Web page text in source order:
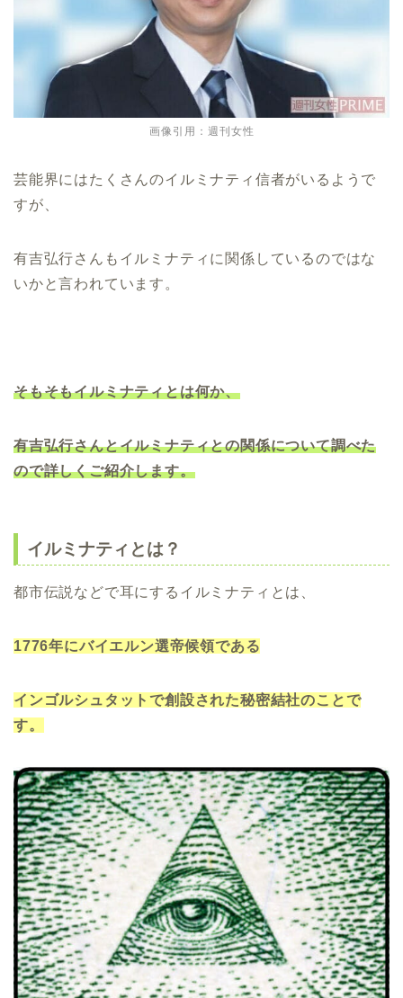
画像引用：週刊女性
芸能界にはたくさんのイルミナティ信者がいるようで
すが、
有吉弘行さんもイルミナティに関係しているのではな
いかと言われています。
そもそもイルミナティとは何か、
有吉弘行さんとイルミナティとの関係について調べた
ので詳しくご紹介します。
イルミナティとは？
都市伝説などで耳にするイルミナティとは、
1776年にバイエルン選帝候領である
インゴルシュタットで創設された秘密結社のことで
す。